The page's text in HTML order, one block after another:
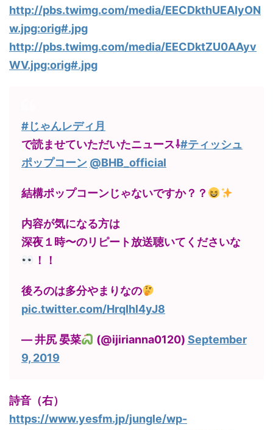
http://pbs.twimg.com/media/EECDkthUEAIyON
w.jpg:orig#.jpg
http://pbs.twimg.com/media/EECDktZU0AAyv
WV.jpg:orig#.jpg
#じゃんレディ月
で読ませていただいたニュース⇩#ティッシュ
ポップコーン @BHB_official
結構ポップコーンじゃないですか？？
内容が気になる方は
深夜１時〜のリピート放送聴いてくださいな
！！
後ろのは多分やまりなの
pic.twitter.com/HrqIhl4yJ8
— 井尻 晏菜 (@ijirianna0120) September
9, 2019
詩音（右）
https://www.yesfm.jp/jungle/wp-